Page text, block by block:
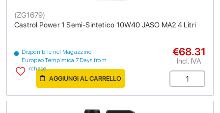
Castrol Power 1 Semi-Sintetico 10W40 JASO MA2 4 Litri
(ZG1679)
Disponibile nel Magazzino
Europeo Tempistica 7 Days from
purchase
€68.31
Incl. IVA
AGGIUNGI AL CARRELLO